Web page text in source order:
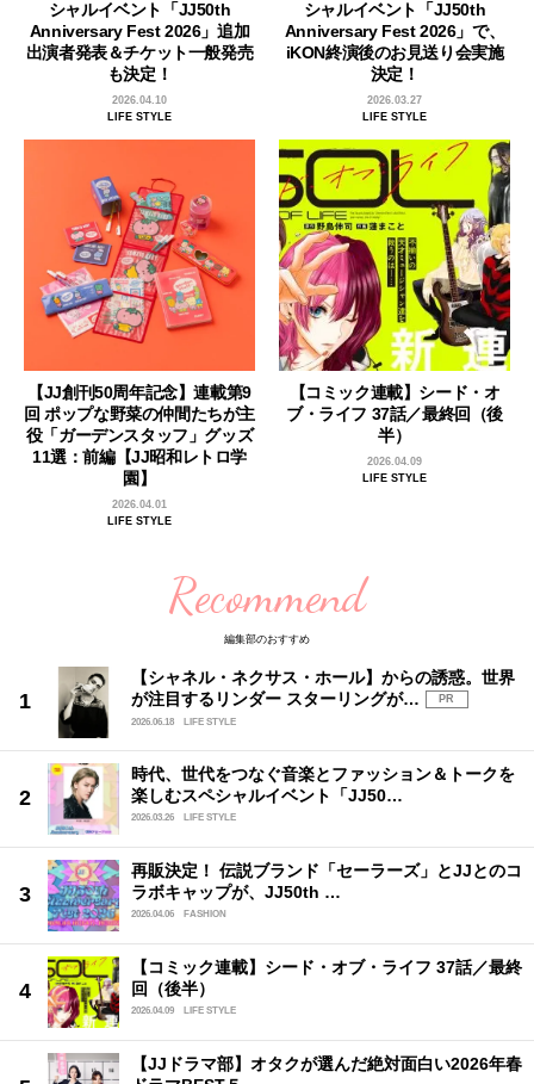
シャルイベント「JJ50th
Anniversary Fest 2026」追加
出演者発表＆チケット一般発売
も決定！
2026.04.10
LIFE STYLE
シャルイベント「JJ50th
Anniversary Fest 2026」で、
iKON終演後のお見送り会実施
決定！
2026.03.27
LIFE STYLE
【JJ創刊50周年記念】連載第9
回 ポップな野菜の仲間たちが主
役「ガーデンスタッフ」グッズ
11選：前編【JJ昭和レトロ学
園】
2026.04.01
LIFE STYLE
【コミック連載】シード・オ
ブ・ライフ 37話／最終回（後
半）
2026.04.09
LIFE STYLE
Recommend
編集部のおすすめ
【シャネル・ネクサス・ホール】からの誘惑。世界
が注目するリンダー スターリングが…
PR
2026.06.18
LIFE STYLE
時代、世代をつなぐ音楽とファッション＆トークを
楽しむスペシャルイベント「JJ50…
2026.03.26 LIFE STYLE
再販決定！ 伝説ブランド「セーラーズ」とJJとのコ
ラボキャップが、JJ50th …
2026.04.06 FASHION
【コミック連載】シード・オブ・ライフ 37話／最終
回（後半）
2026.04.09 LIFE STYLE
【JJドラマ部】オタクが選んだ絶対面白い2026年春